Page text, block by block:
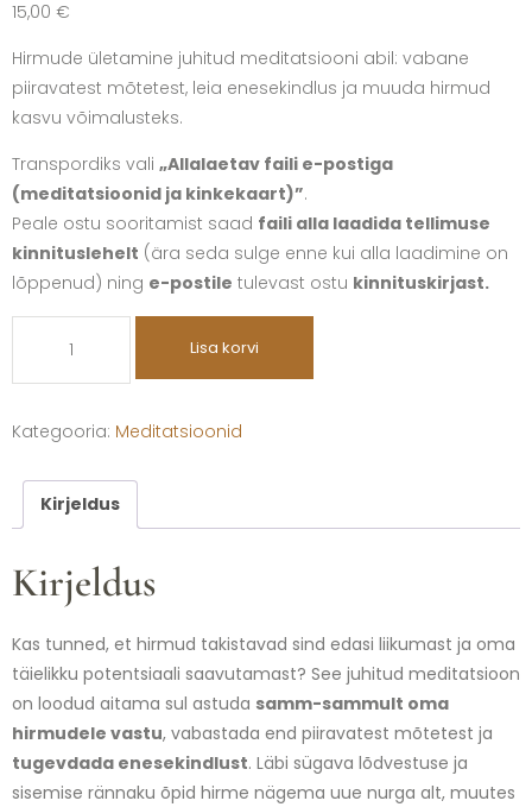
15,00 €
Hirmude ületamine juhitud meditatsiooni abil: vabane
piiravatest mõtetest, leia enesekindlus ja muuda hirmud
kasvu võimalusteks.
Transpordiks vali „Allalaetav faili e-postiga
(meditatsioonid ja kinkekaart)”.
Peale ostu sooritamist saad faili alla laadida tellimuse
kinnituslehelt (ära seda sulge enne kui alla laadimine on
lõppenud) ning e-postile tulevast ostu kinnituskirjast.
Lisa korvi
Kategooria: Meditatsioonid
Kirjeldus
Kirjeldus
Kas tunned, et hirmud takistavad sind edasi liikumast ja oma
täielikku potentsiaali saavutamast? See juhitud meditatsioon
on loodud aitama sul astuda samm-sammult oma
hirmudele vastu, vabastada end piiravatest mõtetest ja
tugevdada enesekindlust. Läbi sügava lõdvestuse ja
sisemise rännaku õpid hirme nägema uue nurga alt, muutes